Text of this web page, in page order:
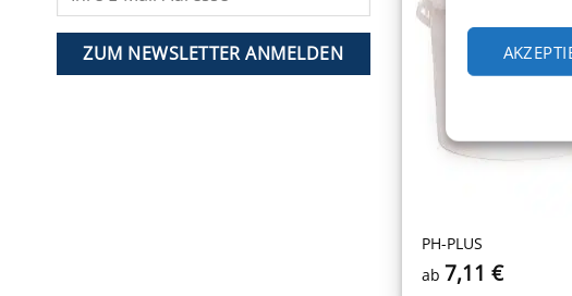
PH-PLUS
ab 7,11 €